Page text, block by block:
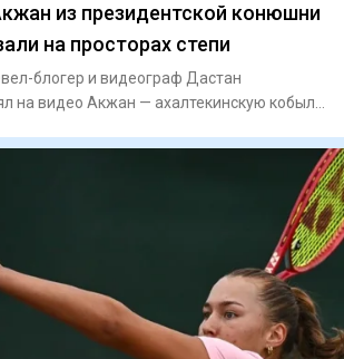
из президентской конюшни
на просторах степи
блогер и видеограф Дастан
на видео Акжан — ахалтекинскую кобылу